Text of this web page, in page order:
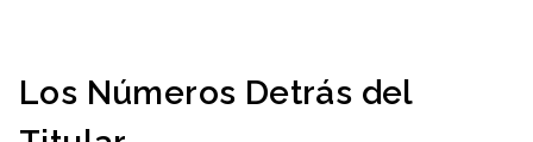
Los Números Detrás del